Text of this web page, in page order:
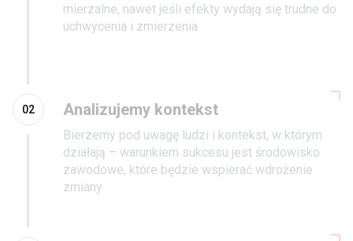
mierzalne, nawet jeśli efekty wydają się trudne do
uchwycenia i zmierzenia
02 Analizujemy kontekst
Bierzemy pod uwagę ludzi i kontekst, w którym
działają – warunkiem sukcesu jest środowisko
zawodowe, które będzie wspierać wdrożenie
zmiany